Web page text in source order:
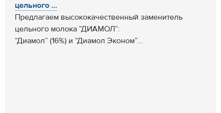
цельного ...
Предлагаем высококачественный заменитель
цельного молока “ДИАМОЛ”:
“Диамол” (16%) и “Диамол Эконом”...